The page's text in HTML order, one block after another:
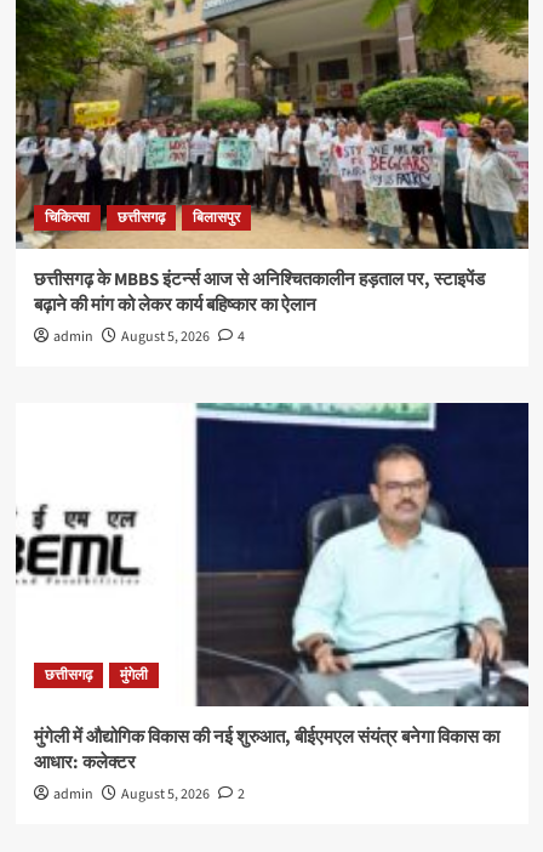
चिकित्सा छत्तीसगढ़ बिलासपुर
छत्तीसगढ़ के MBBS इंटर्न्स आज से अनिश्चितकालीन हड़ताल पर, स्टाइपेंड
बढ़ाने की मांग को लेकर कार्य बहिष्कार का ऐलान
admin August 5, 2026 4
छत्तीसगढ़ मुंगेली
मुंगेली में औद्योगिक विकास की नई शुरुआत, बीईएमएल संयंत्र बनेगा विकास का
आधार: कलेक्टर
admin August 5, 2026 2